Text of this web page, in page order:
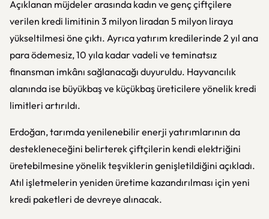
Açıklanan müjdeler arasında kadın ve genç çiftçilere
verilen kredi limitinin 3 milyon liradan 5 milyon liraya
yükseltilmesi öne çıktı. Ayrıca yatırım kredilerinde 2 yıl ana
para ödemesiz, 10 yıla kadar vadeli ve teminatsız
finansman imkânı sağlanacağı duyuruldu. Hayvancılık
alanında ise büyükbaş ve küçükbaş üreticilere yönelik kredi
limitleri artırıldı.
Erdoğan, tarımda yenilenebilir enerji yatırımlarının da
destekleneceğini belirterek çiftçilerin kendi elektriğini
üretebilmesine yönelik teşviklerin genişletildiğini açıkladı.
Atıl işletmelerin yeniden üretime kazandırılması için yeni
kredi paketleri de devreye alınacak.